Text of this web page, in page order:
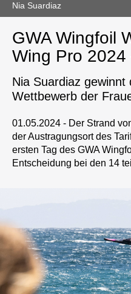
Nia Suardiaz
GWA Wingfoil
Wing Pro
Nia Suardiaz
Wettbewerb der
01.05.2024 - Der Strand
der Austragungsort des
ersten Tag des GWA
Entscheidung bei den 14